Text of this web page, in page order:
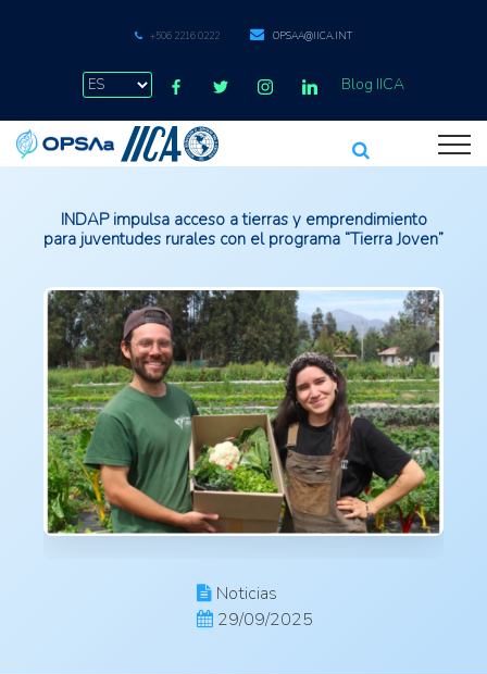
+506 2216 0222 OPSAA@IICA.INT
Blog IICA
INDAP impulsa acceso a tierras y emprendimiento
para juventudes rurales con el programa “Tierra Joven”
Noticias
29/09/2025